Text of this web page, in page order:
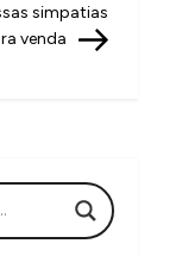
simpatias
venda